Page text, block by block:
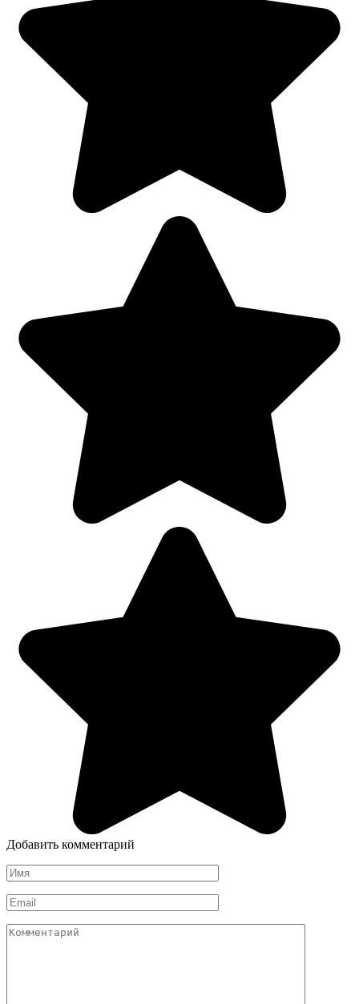
Добавить комментарий
Имя
*
Email
*
Комментарий